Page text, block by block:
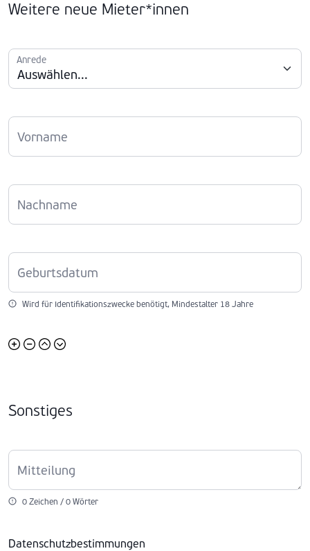
Weitere neue Mieter*innen
Anrede
Vorname
Nachname
Geburtsdatum
Wird für Identifikationszwecke benötigt, Mindestalter 18 Jahre
Sonstiges
Mitteilung
0 Zeichen / 0 Wörter
Datenschutzbestimmungen